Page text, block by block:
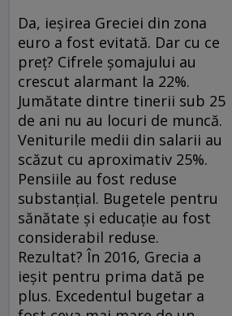
Da, ieșirea Greciei din zona
euro a fost evitată. Dar cu ce
preț? Cifrele șomajului au
crescut alarmant la 22%.
Jumătate dintre tinerii sub 25
de ani nu au locuri de muncă.
Veniturile medii din salarii au
scăzut cu aproximativ 25%.
Pensiile au fost reduse
substanțial. Bugetele pentru
sănătate și educație au fost
considerabil reduse.
Rezultat? În 2016, Grecia a
ieșit pentru prima dată pe
plus. Excedentul bugetar a